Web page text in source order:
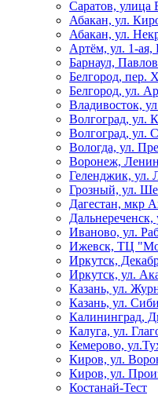
Саратов, улица
Абакан, ул.
Абакан, ул.
Артём, ул. 1-ая,
Барнаул,
Белгород, пер.
Белгород, ул.
Владивосток,
Волгоград, ул.
Волгоград, ул.
Вологда, ул.
Воронеж,
Геленджик, ул.
Грозный, ул.
Дагестан, мкр
Дальнереченск,
Иваново, ул.
Ижевск, ТЦ
Иркутск,
Иркутск, ул.
Казань, ул.
Казань, ул.
Калининград,
Калуга, ул.
Кемерово,
Киров, ул.
Киров, ул.
Костанай-Тест